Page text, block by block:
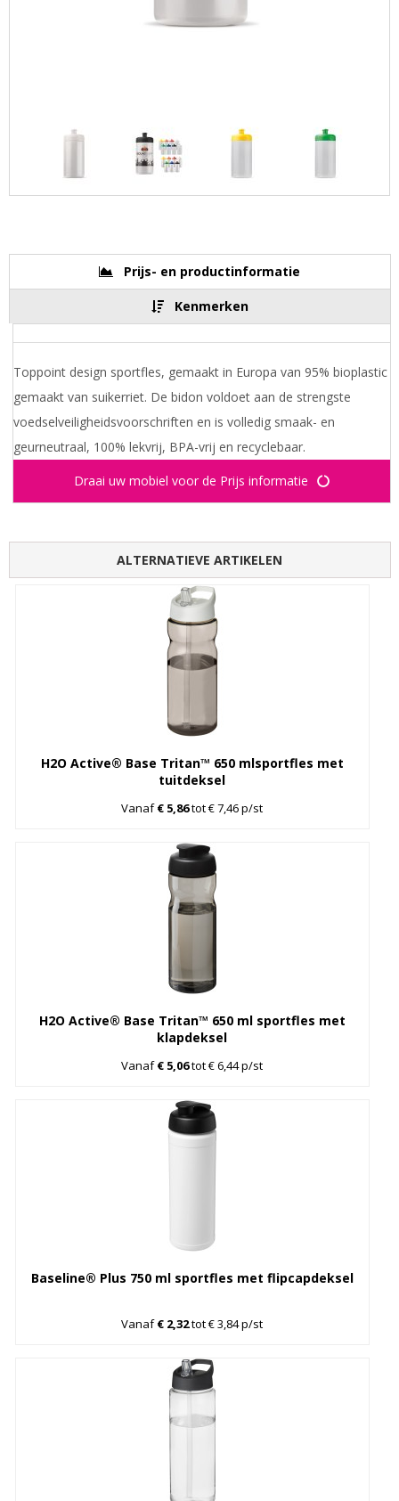
Prijs- en productinformatie
Kenmerken
Toppoint design sportfles, gemaakt in Europa van 95% bioplastic
gemaakt van suikerriet. De bidon voldoet aan de strengste
voedselveiligheidsvoorschriften en is volledig smaak- en
geurneutraal, 100% lekvrij, BPA-vrij en recyclebaar.
Draai uw mobiel voor de Prijs informatie
ALTERNATIEVE ARTIKELEN
H2O Active® Base Tritan™ 650 mlsportfles met
tuitdeksel
Vanaf€ 5,86tot € 7,46 p/st
H2O Active® Base Tritan™ 650 ml sportfles met
klapdeksel
Vanaf€ 5,06tot € 6,44 p/st
Baseline® Plus 750 ml sportfles met flipcapdeksel
Vanaf€ 2,32tot € 3,84 p/st